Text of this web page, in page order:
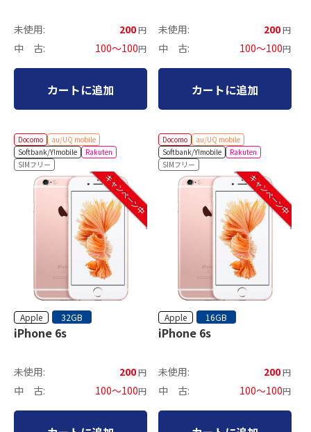
未使用: 200円
中 古: 100～100円
カートに追加
未使用: 200円
中 古: 100～100円
カートに追加
Docomo
au/UQ mobile
Softbank/Y!mobile
Rakuten
SIMフリー
キャンペーン中
Apple 32GB
iPhone 6s
未使用: 200円
中 古: 100～100円
Docomo
au/UQ mobile
Softbank/Y!mobile
Rakuten
SIMフリー
キャンペーン中
Apple 16GB
iPhone 6s
未使用: 200円
中 古: 100～100円